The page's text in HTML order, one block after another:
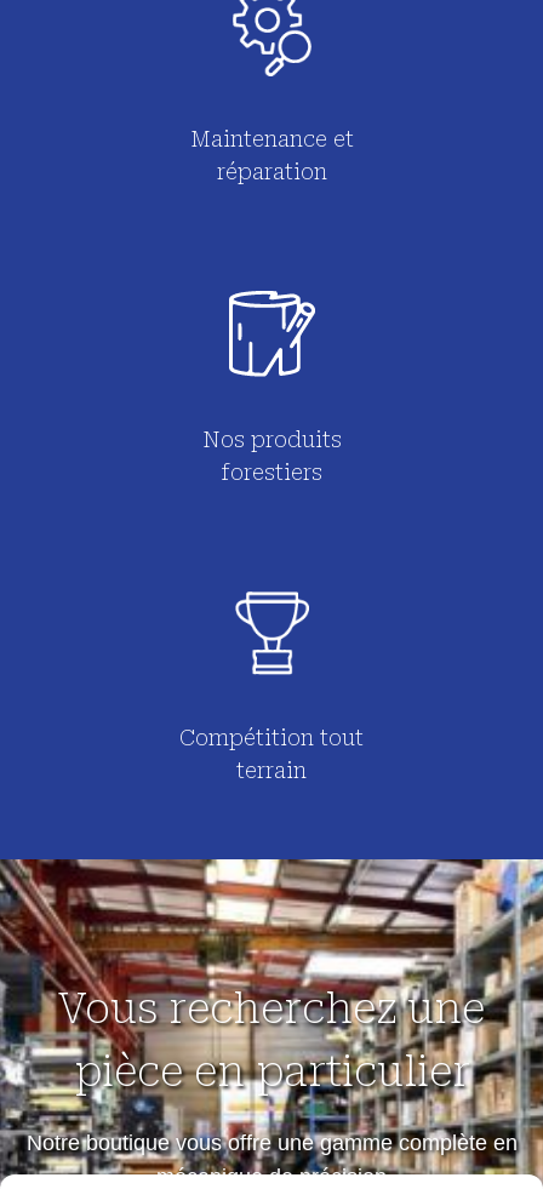
Maintenance et
réparation
Nos produits
forestiers
Compétition tout
terrain
Vous recherchez une
pièce en particulier
Notre boutique vous offre une gamme complète en
mécanique de précision